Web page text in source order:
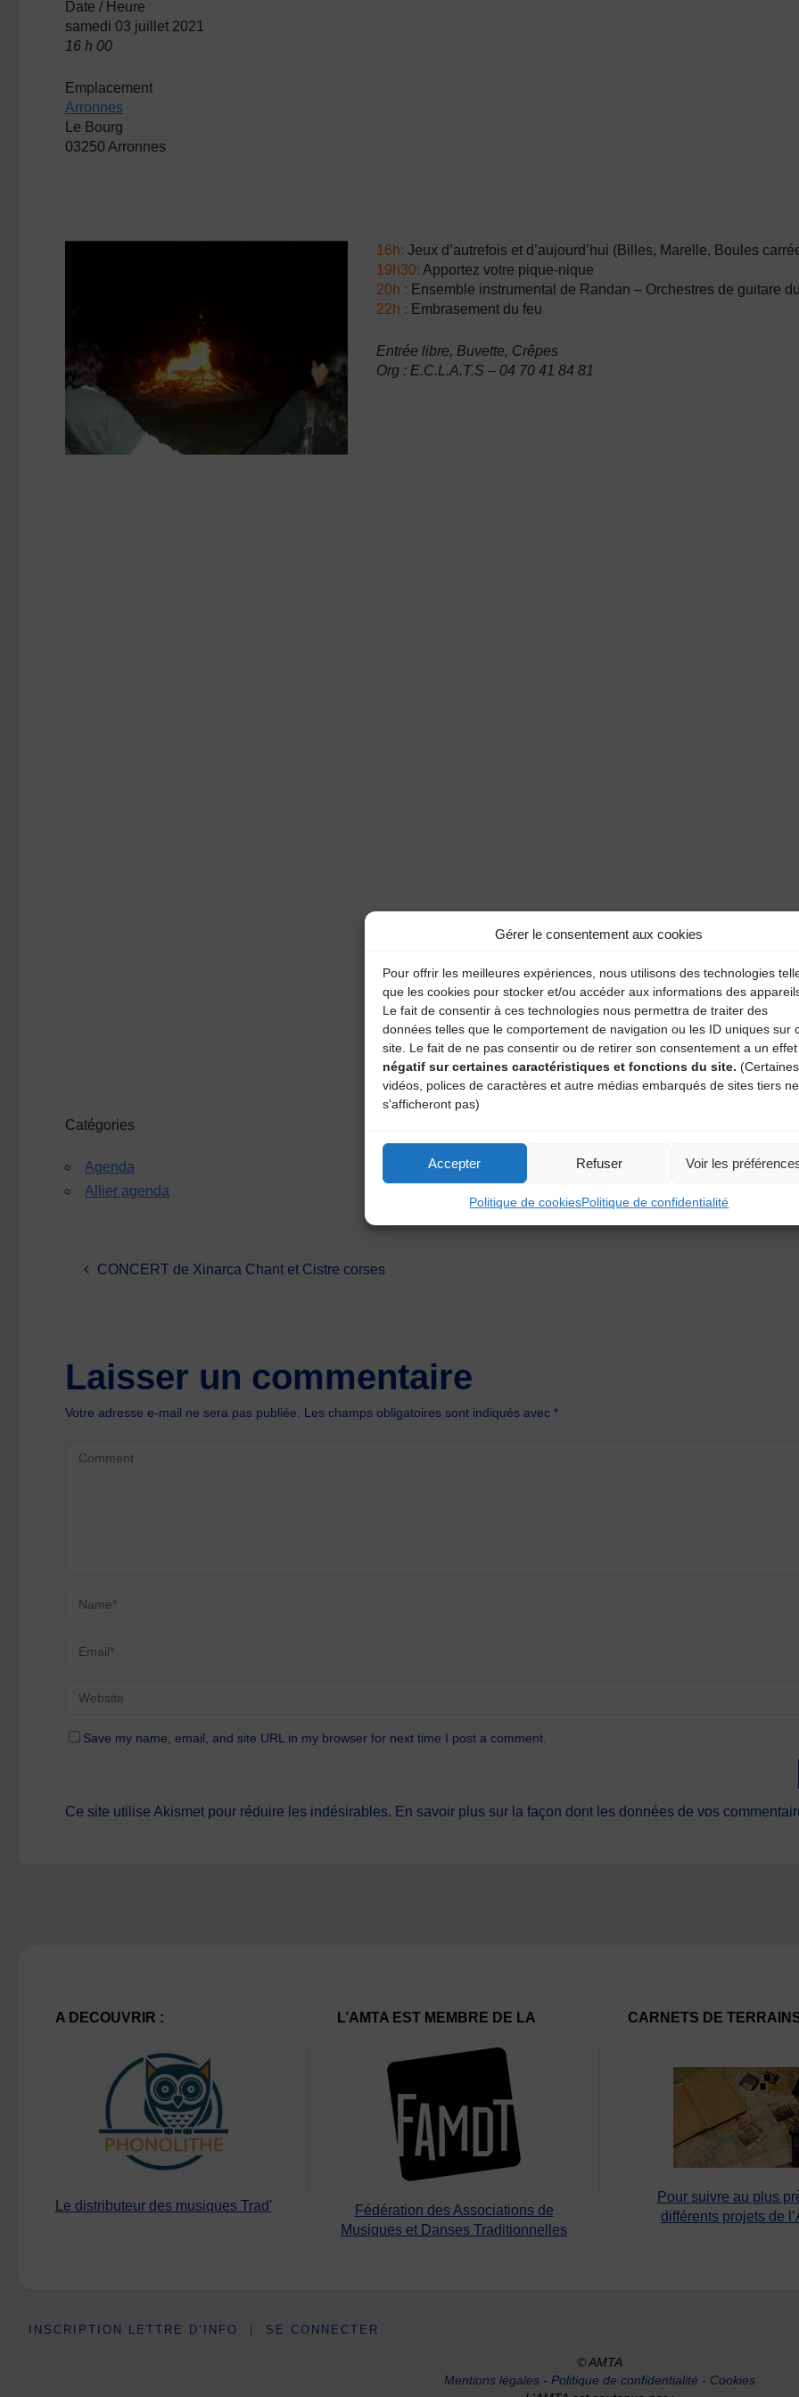
Gérer le consentement aux cookies
Pour offrir les meilleures expériences, nous utilisons des technologies
que les cookies pour stocker et/ou accéder aux informations des
Le fait de consentir à ces technologies nous permettra de traiter des
données telles que le comportement de navigation ou les ID uniques sur
site. Le fait de ne pas consentir ou de retirer son consentement a un effet
négatif sur certaines caractéristiques et fonctions du site. (Certaines
vidéos, polices de caractères et autre médias embarqués de sites tiers ne
s'afficheront pas)
Accepter Refuser Voir les
Politique de cookiesPolitique de confidentialité
Date / Heure
samedi 03 juillet 2021
16 h 00
Emplacement
Arronnes
Le Bourg
03250 Arronnes
16h: Jeux d’autrefois et d’aujourd’hui (Billes, Marelle, Boules
19h30: Apportez votre pique-nique
20h : Ensemble instrumental de Randan – Orchestres de guitare
22h : Embrasement du feu
Entrée libre, Buvette, Crêpes
Org : E.C.L.A.T.S – 04 70 41 84 81
Catégories
Agenda
Allier agenda
CONCERT de Xinarca Chant et Cistre corses
Laisser un commentaire
Votre adresse e-mail ne sera pas publiée. Les champs obligatoires sont indiqués avec*
Save my name, email, and site URL in my browser for next time I post a comment.
Ce site utilise Akismet pour réduire les indésirables. En savoir plus sur la façon dont les données de vos
A DECOUVRIR :
Le distributeur des musiques Trad'
L’AMTA EST MEMBRE DE LA
Fédération des Associations de
Musiques et Danses Traditionnelles
CARNETS DE
Pour suivre au plus
différents projets de
INSCRIPTION LETTRE D’INFO | SE CONNECTER
© AMTA
Mentions légales- Politique de confidentialité - Cookies